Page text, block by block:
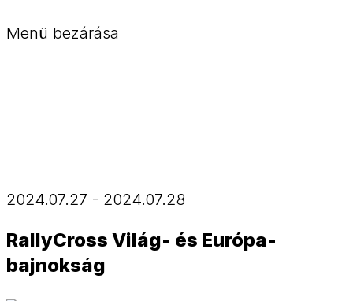
Menü bezárása
2024.07.27 - 2024.07.28
RallyCross Világ- és Európa-
bajnokság